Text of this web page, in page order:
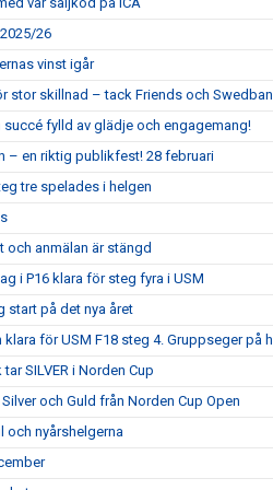
26
vinst igår
stor skillnad – tack Friends och
succé fylld av glädje och engagemang!
– en riktig publikfest! 28 februari
tre spelades i helgen
och anmälan är stängd
i P16 klara för steg fyra i USM
start på det nya året
klara för USM F18 steg 4. Gruppseger på
SILVER i Norden Cup
och Guld från Norden Cup Open
och nyårshelgerna